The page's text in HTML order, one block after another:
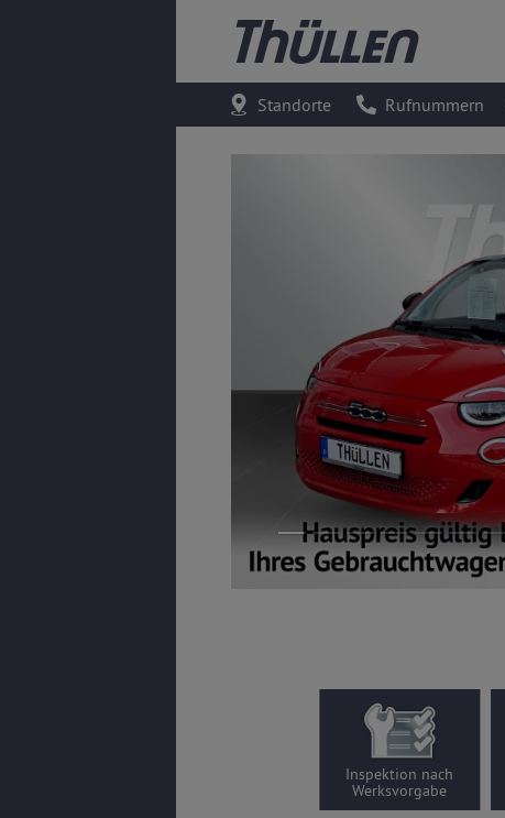
Standorte Rufnummern
Inspektion nach
Werksvorgabe